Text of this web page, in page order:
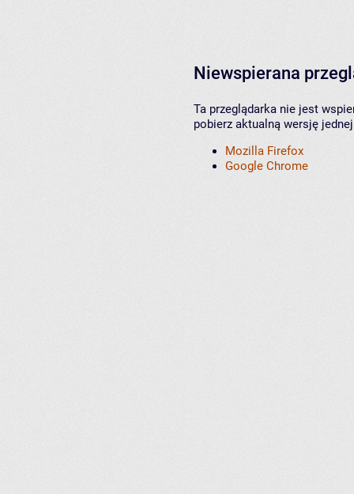
Niewspierana
Ta przeglądarka nie jest
pobierz aktualną wersję
Mozilla Firefox
Google Chrome